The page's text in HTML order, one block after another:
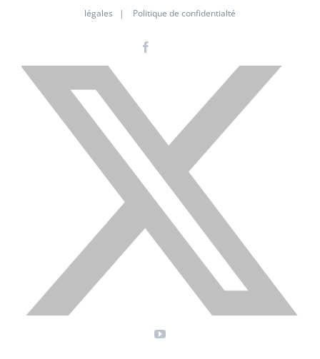
légales | Politique de confidentialté
X
YouTube